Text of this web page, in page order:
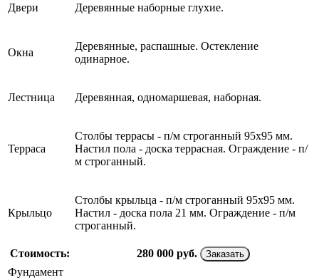
Двери Деревянные наборные глухие.
Окна
Деревянные, распашные. Остекление
одинарное.
Лестница Деревянная, одномаршевая, наборная.
Терраса
Столбы террасы - п/м строганный 95х95 мм.
Настил пола - доска террасная. Ограждение - п/
м строганный.
Крыльцо
Столбы крыльца - п/м строганный 95х95 мм.
Настил - доска пола 21 мм. Ограждение - п/м
строганный.
Стоимость: 280 000руб. Заказать
Фундамент